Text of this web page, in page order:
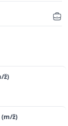
ž)
ž)